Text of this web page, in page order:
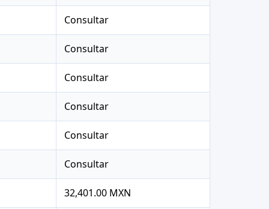
Consultar
Consultar
Consultar
Consultar
Consultar
Consultar
32,401.00 MXN